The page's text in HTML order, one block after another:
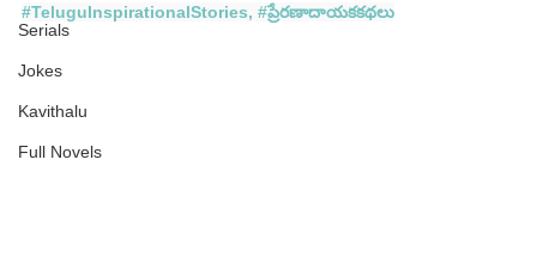
Serials
Jokes
Kavithalu
Full Novels
#TeluguInspirationalStories, #ప్రేరణాదాయకకథలు